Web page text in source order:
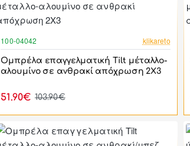
100-04042 klikareto
Ομπρέλα επαγγελματική Tilt μέταλλο-
αλουμίνο σε ανθρακί απόχρωση 2Χ3
51.90€ 103.90€